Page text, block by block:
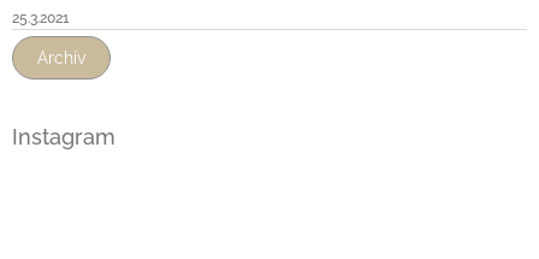
25.3.2021
Archív
Instagram